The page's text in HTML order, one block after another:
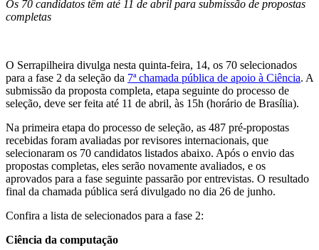
Os 70 candidatos têm até 11 de abril para submissão de propostas
completas
O Serrapilheira divulga nesta quinta-feira, 14, os 70 selecionados
para a fase 2 da seleção da 7ª chamada pública de apoio à Ciência. A
submissão da proposta completa, etapa seguinte do processo de
seleção, deve ser feita até 11 de abril, às 15h (horário de Brasília).
Na primeira etapa do processo de seleção, as 487 pré-propostas
recebidas foram avaliadas por revisores internacionais, que
selecionaram os 70 candidatos listados abaixo. Após o envio das
propostas completas, eles serão novamente avaliados, e os
aprovados para a fase seguinte passarão por entrevistas. O resultado
final da chamada pública será divulgado no dia 26 de junho.
Confira a lista de selecionados para a fase 2:
Ciência da computação